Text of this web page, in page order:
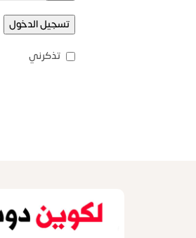
تسجيل الدخول
تذكرني